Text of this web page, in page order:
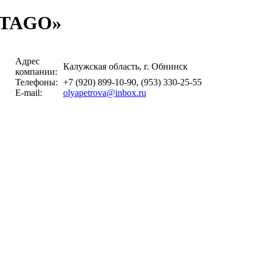
Адрес
компании:
Калужская область, г. Обнинск
Телефоны: +7 (920) 899-10-90, (953) 330-25-55
E-mail:
olyapetrova@inbox.ru